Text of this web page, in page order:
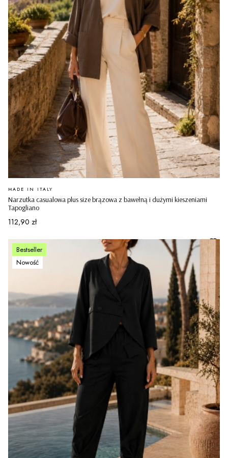
Narzutka casualowa plus size brązowa z bawełną i dużymi kieszeniami
Tapogliano
PRODUCENT
MADE IN ITALY
Cena
112,90 zł
Bestseller
Nowość